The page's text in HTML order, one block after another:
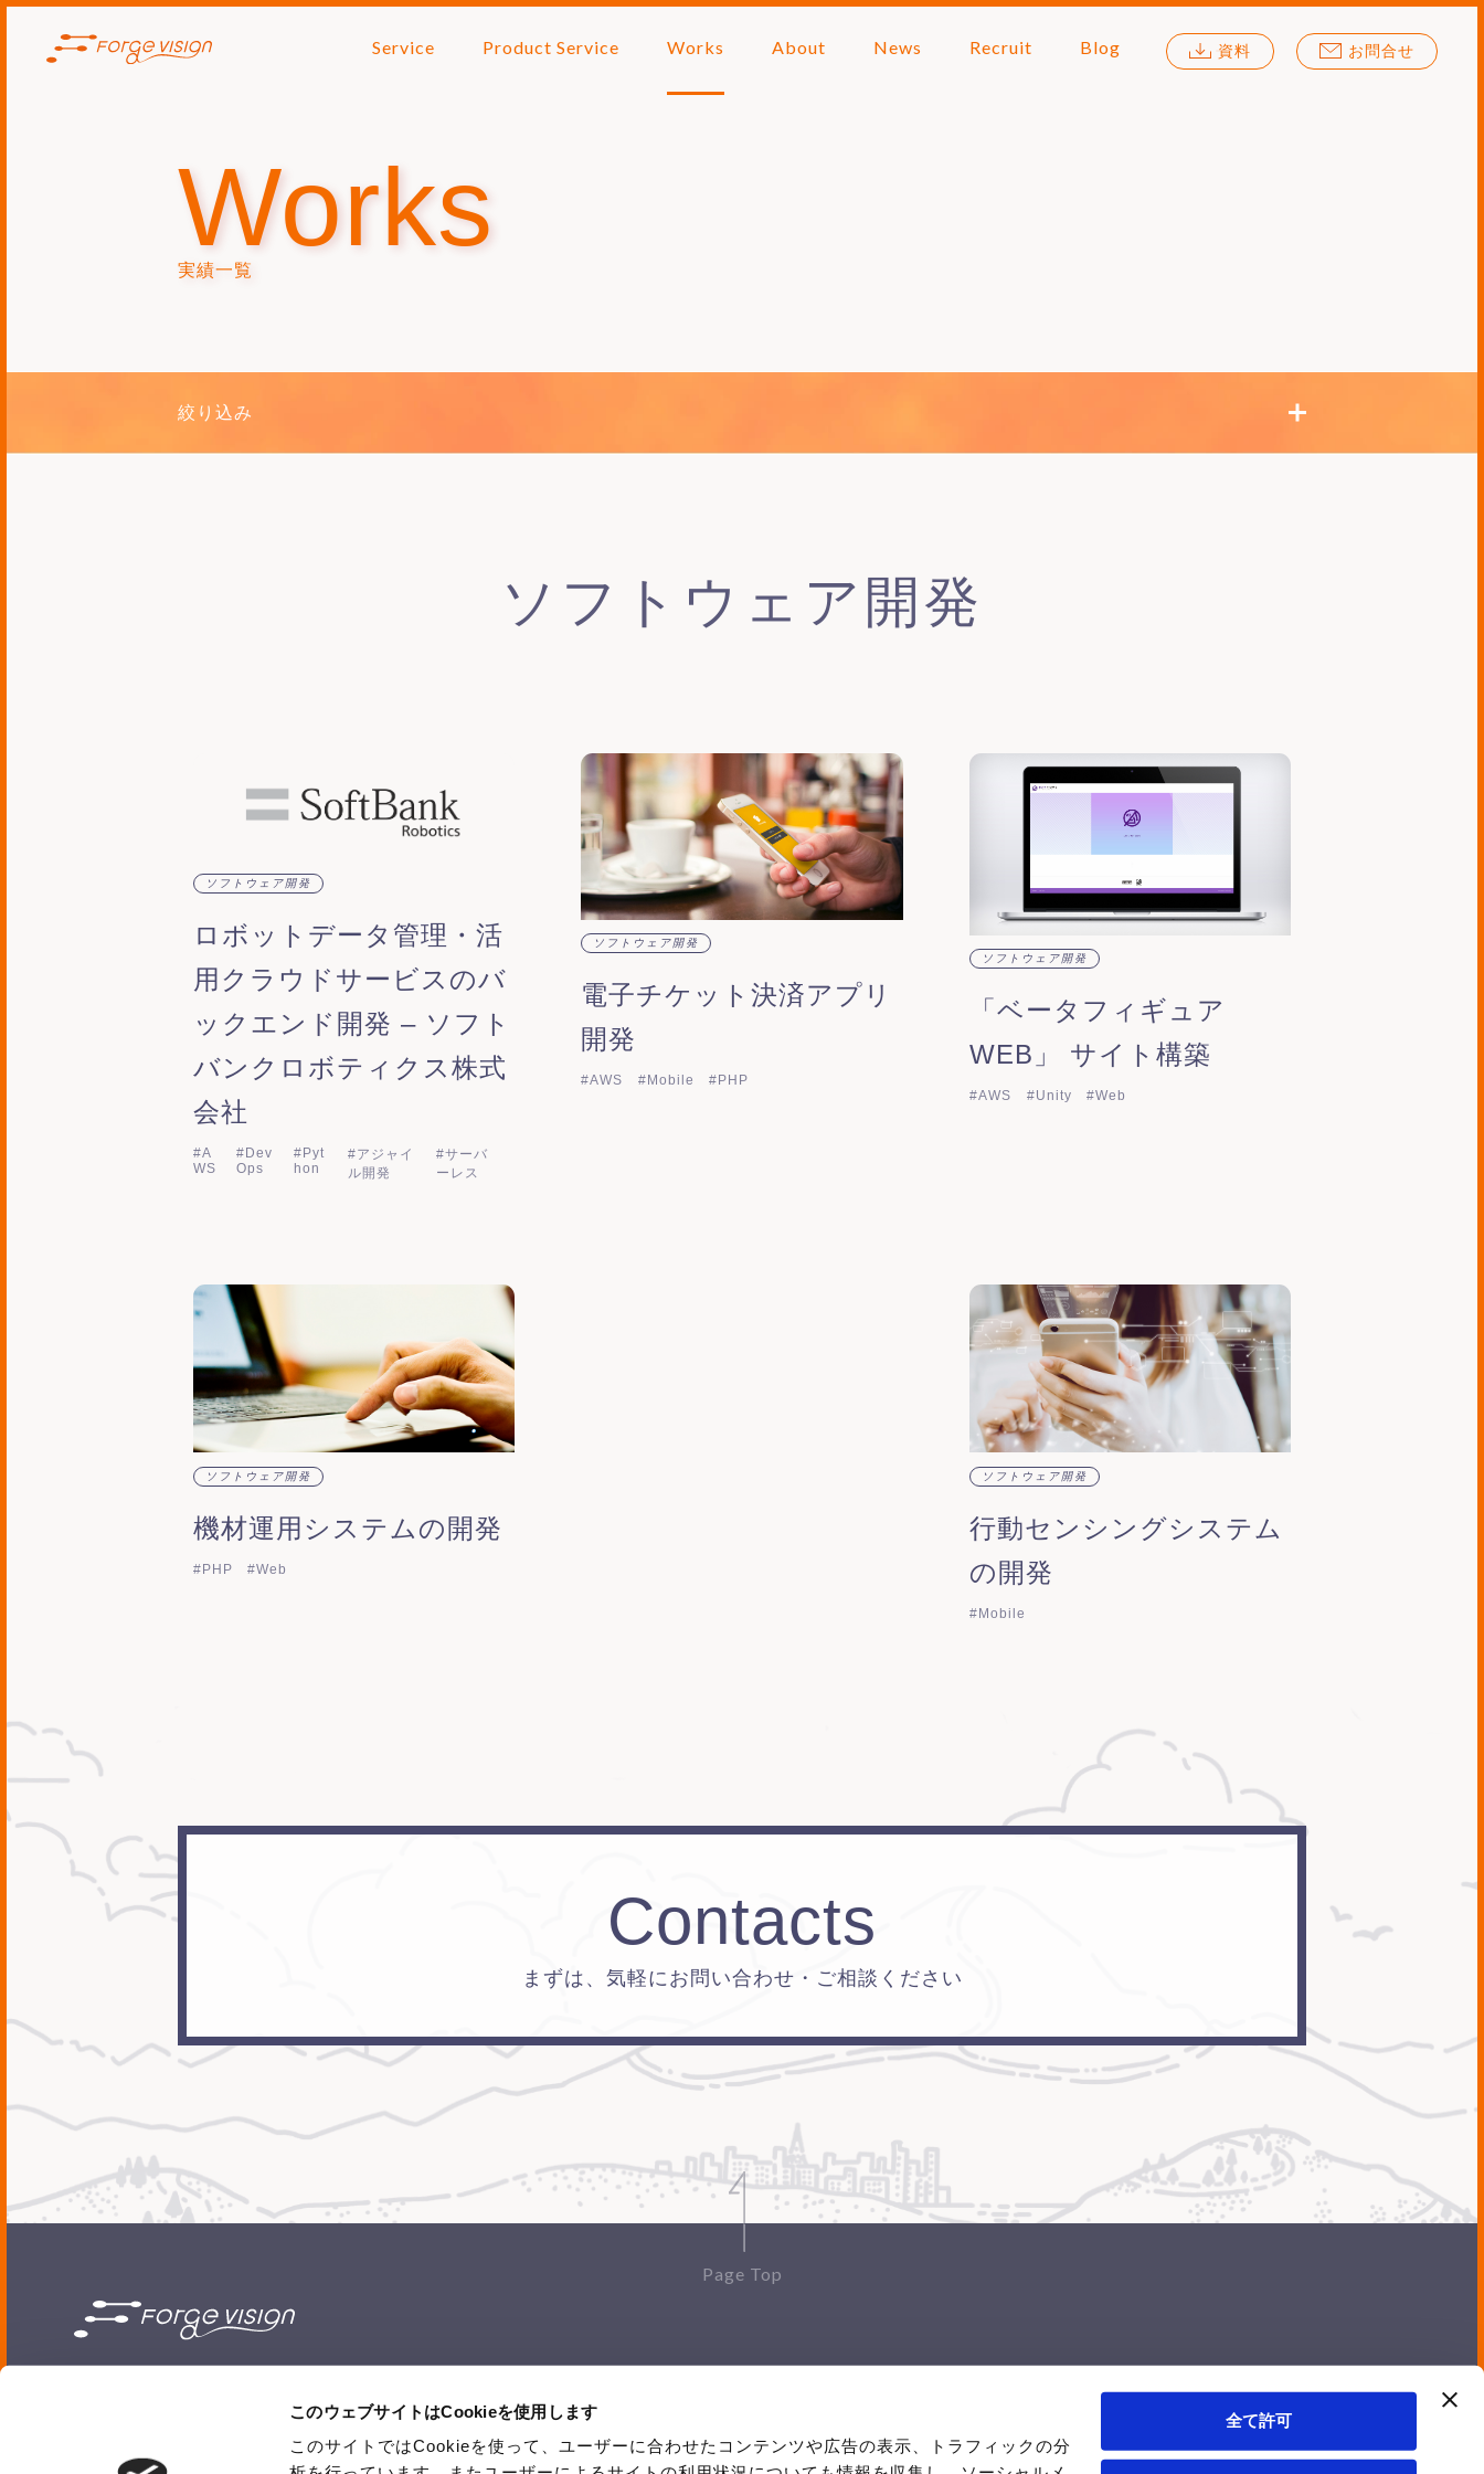
このウェブサイトはCookieを使用します
このサイトではCookieを使って、ユーザーに合わせたコンテンツや広告の表示、トラフィックの分
全て許可
Service Product Service Works About News Recruit Blog 資料 お問合せ
Works
実績一覧
絞り込み
ソフトウェア開発
ソフトウェア開発
ロボットデータ管理・活
用クラウドサービスのバ
ックエンド開発 – ソフト
バンクロボティクス株式
会社
#A
WS
#Dev
Ops
#Pyt
hon
#アジャイ
ル開発
#サーバ
ーレス
ソフトウェア開発
電子チケット決済アプリ
開発
#AWS #Mobile #PHP
ソフトウェア開発
「ベータフィギュア
WEB」 サイト構築
#AWS #Unity #Web
ソフトウェア開発
機材運用システムの開発
#PHP #Web
ソフトウェア開発
行動センシングシステム
の開発
#Mobile
Contacts
まずは、気軽にお問い合わせ・ご相談ください
Page Top
プライバシーポリシー 情報セキュリティ方針